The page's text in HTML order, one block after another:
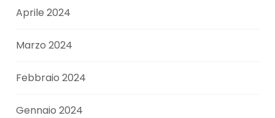
Aprile 2024
Marzo 2024
Febbraio 2024
Gennaio 2024